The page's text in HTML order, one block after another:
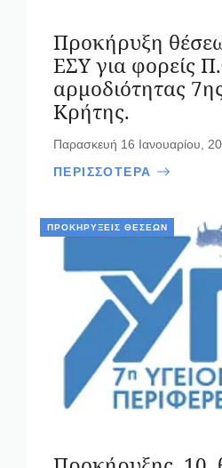
Προκήρυξη
ΕΣΥ για φορείς
αρμοδιότητας
Κρήτης.
Παρασκευή 16 Ιανουαρίου,
ΠΕΡΙΣΣΟΤΕΡΑ
ΠΡΟΚΗΡΎΞΕΙΣ ΘΈΣΕΩΝ